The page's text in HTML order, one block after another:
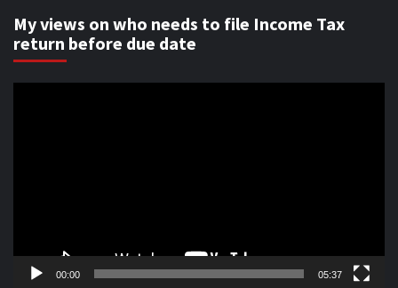
My views on who needs to file Income Tax
return before due date
00:00 05:37